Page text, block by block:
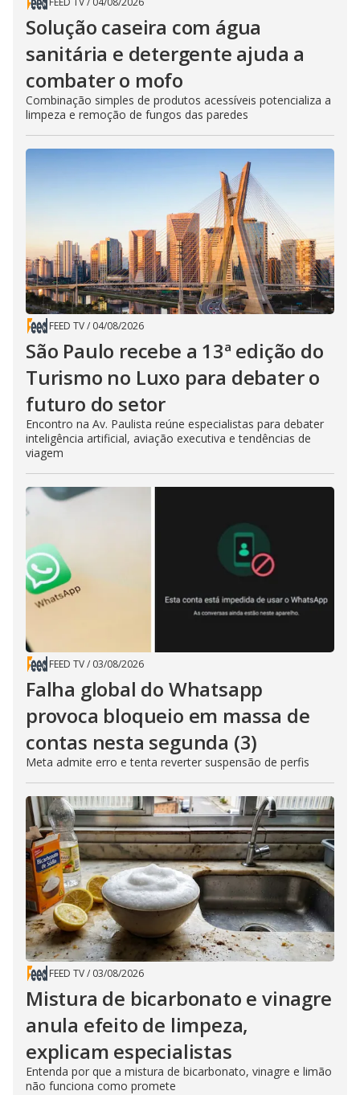
Solução caseira com água
sanitária e detergente ajuda a
combater o mofo
Combinação simples de produtos acessíveis potencializa a
limpeza e remoção de fungos das paredes
FEED TV/ 04/08/2026
São Paulo recebe a 13ª edição do
Turismo no Luxo para debater o
futuro do setor
Encontro na Av. Paulista reúne especialistas para debater
inteligência artificial, aviação executiva e tendências de
viagem
FEED TV/ 03/08/2026
Falha global do Whatsapp
provoca bloqueio em massa de
contas nesta segunda (3)
Meta admite erro e tenta reverter suspensão de perfis
FEED TV/ 03/08/2026
Mistura de bicarbonato e vinagre
anula efeito de limpeza,
explicam especialistas
Entenda por que a mistura de bicarbonato, vinagre e limão
não funciona como promete